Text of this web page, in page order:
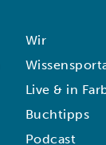
Wir
Live & in
Buchtipps
Podcast